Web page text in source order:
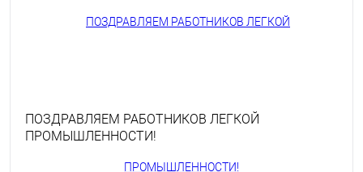
ПОЗДРАВЛЯЕМ РАБОТНИКОВ ЛЕГКОЙ
ПРОМЫШЛЕННОСТИ!